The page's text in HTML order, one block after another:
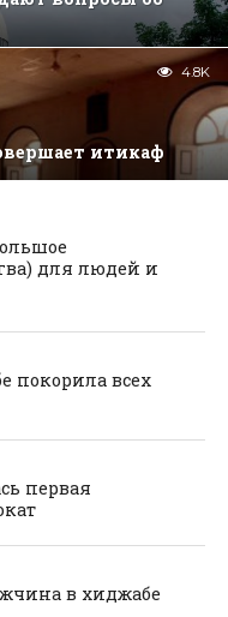
итикаф
4.8K
для людей и
покорила всех
первая
в хиджабе